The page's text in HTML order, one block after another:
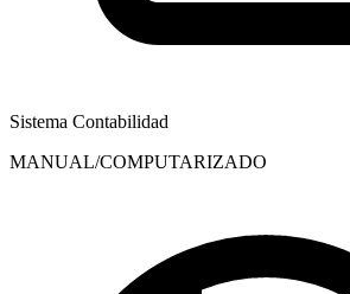
Sistema Contabilidad
MANUAL/COMPUTARIZADO